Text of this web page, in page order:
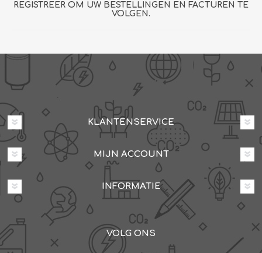
REGISTREER OM UW BESTELLINGEN EN FACTUREN TE
VOLGEN.
KLANTENSERVICE
MIJN ACCOUNT
INFORMATIE
VOLG ONS